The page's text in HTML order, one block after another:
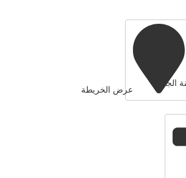
الجدول
عرض الخريطة